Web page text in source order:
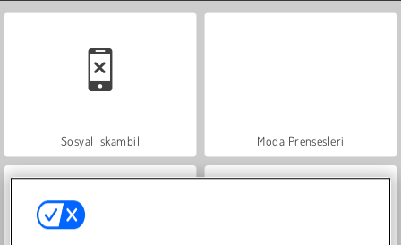
Sosyal İskambil Moda Prensesleri